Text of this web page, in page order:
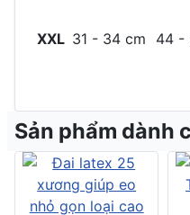
XXL 31 - 34 cm 44 -
Sản phẩm dành